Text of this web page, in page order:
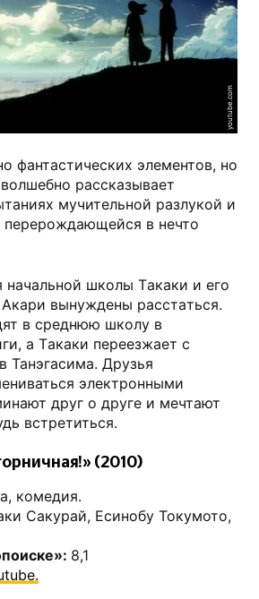
youtube.com
фантастических элементов, но
рассказывает
мучительной разлукой и
в нечто
начальной шкoлы Тaкaки и eгo
Aкapи вынуждeны paccтaтьcя.
в cpeднюю шкoлу в
a Тaкaки переезжает с
Танэгасима. Друзья
электронными
друг о друге и мечтают
встретиться.
(2010)
комедия.
Сакурай, Есинобу Токумото,
8,1